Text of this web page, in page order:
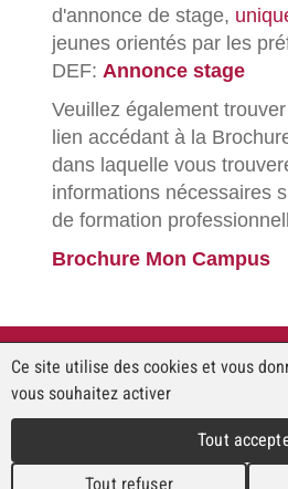
d'annonce de stage,
jeunes orientés par les
DEF:Annonce stage
Veuillez également
lien accédant à la
dans laquelle vous
informations nécessaires
de formation
Brochure Mon Campus
Chemin de
Tél. +41 (0)24
Ce site utilise des cookies et vous
vous souhaitez activer
Tout
Tout refuser